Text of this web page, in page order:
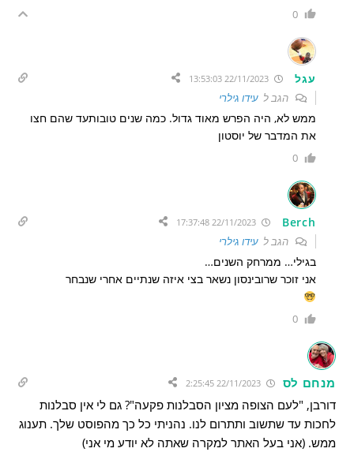
0
עגל
הגב לעידו גילרי
ממש לא, היה הפרש מאוד גדול. כמה שנים טובותעד שהם חצו
את המדבר של יוסטון
0
Berch
הגב לעידו גילרי
בגילי… ממרחק השנים…
אני זוכר שרובינסון נשאר בצי איזה שנתיים אחרי שנבחר
0
מנחם לס 22/11/2023 2:25:45
דורבן, "לעם הצופה מציון הסבלנות פקעה"? גם לי אין סבלנות
לחכות עד שתשוב ותתרום לנו. נהניתי כל כך מהפוסט שלך. תענוג
ממש. (אני בעל האתר למקרה שאתה לא יודע מי אני)